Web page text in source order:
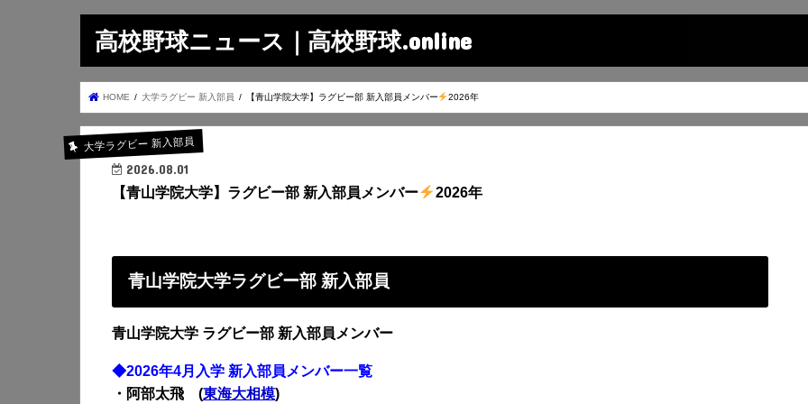
高校野球ニュース｜高校野球.online
HOME 大学ラグビー 新入部員 【青山学院大学】ラグビー部 新入部員メンバー 2026年
大学ラグビー 新入部員
2026.08.01
【青山学院大学】ラグビー部 新入部員メンバー 2026年
青山学院大学ラグビー部 新入部員
青山学院大学 ラグビー部 新入部員メンバー
◆2026年4月入学 新入部員メンバー一覧
・阿部太飛 (東海大相模)